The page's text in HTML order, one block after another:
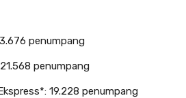
penumpang
penumpang
19.228 penumpang